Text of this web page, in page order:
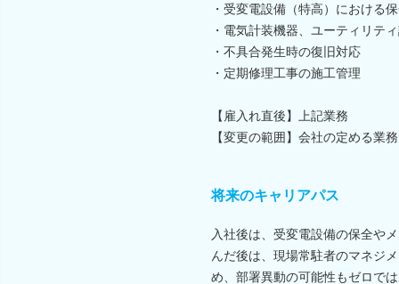
・受変電設備（特高）における
・電気計装機器、ユーティリテ
・不具合発生時の復旧対応
・定期修理工事の施工管理
【雇入れ直後】上記業務
【変更の範囲】会社の定める業務
将来のキャリアパス
入社後は、受変電設備の保全や
んだ後は、現場常駐者のマネジ
め、部署異動の可能性もゼロで